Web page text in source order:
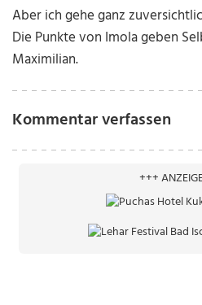
Aber ich gehe ganz
Die Punkte von Imola geben
Maximilian.
Kommentar verfassen
+++